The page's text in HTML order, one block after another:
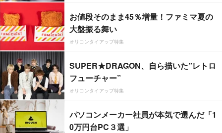
お値段そのまま45％増量！ファミマ夏の
大盤振る舞い
オリコンタイアップ特集
SUPER★DRAGON、自ら描いた”レトロ
フューチャー”
オリコンタイアップ特集
パソコンメーカー社員が本気で選んだ「1
0万円台PC３選」